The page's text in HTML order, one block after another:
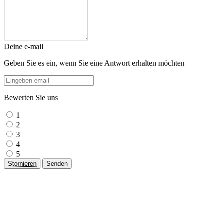
Deine e-mail
Geben Sie es ein, wenn Sie eine Antwort erhalten möchten
Bewerten Sie uns
1
2
3
4
5
Stornieren Senden